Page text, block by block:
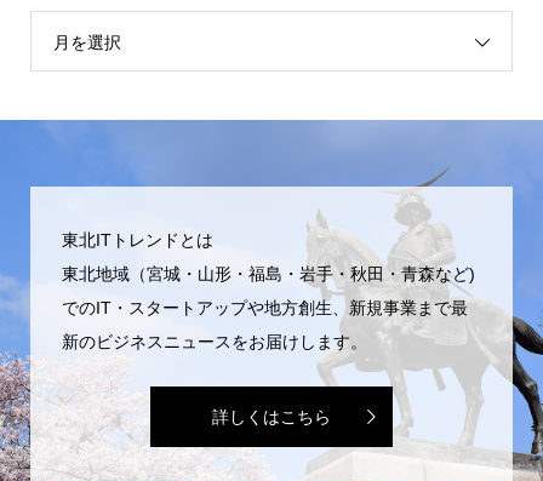
月を選択
東北ITトレンドとは
東北地域（宮城・山形・福島・岩手・秋田・青森など)
でのIT・スタートアップや地方創生、新規事業まで最
新のビジネスニュースをお届けします。
詳しくはこちら